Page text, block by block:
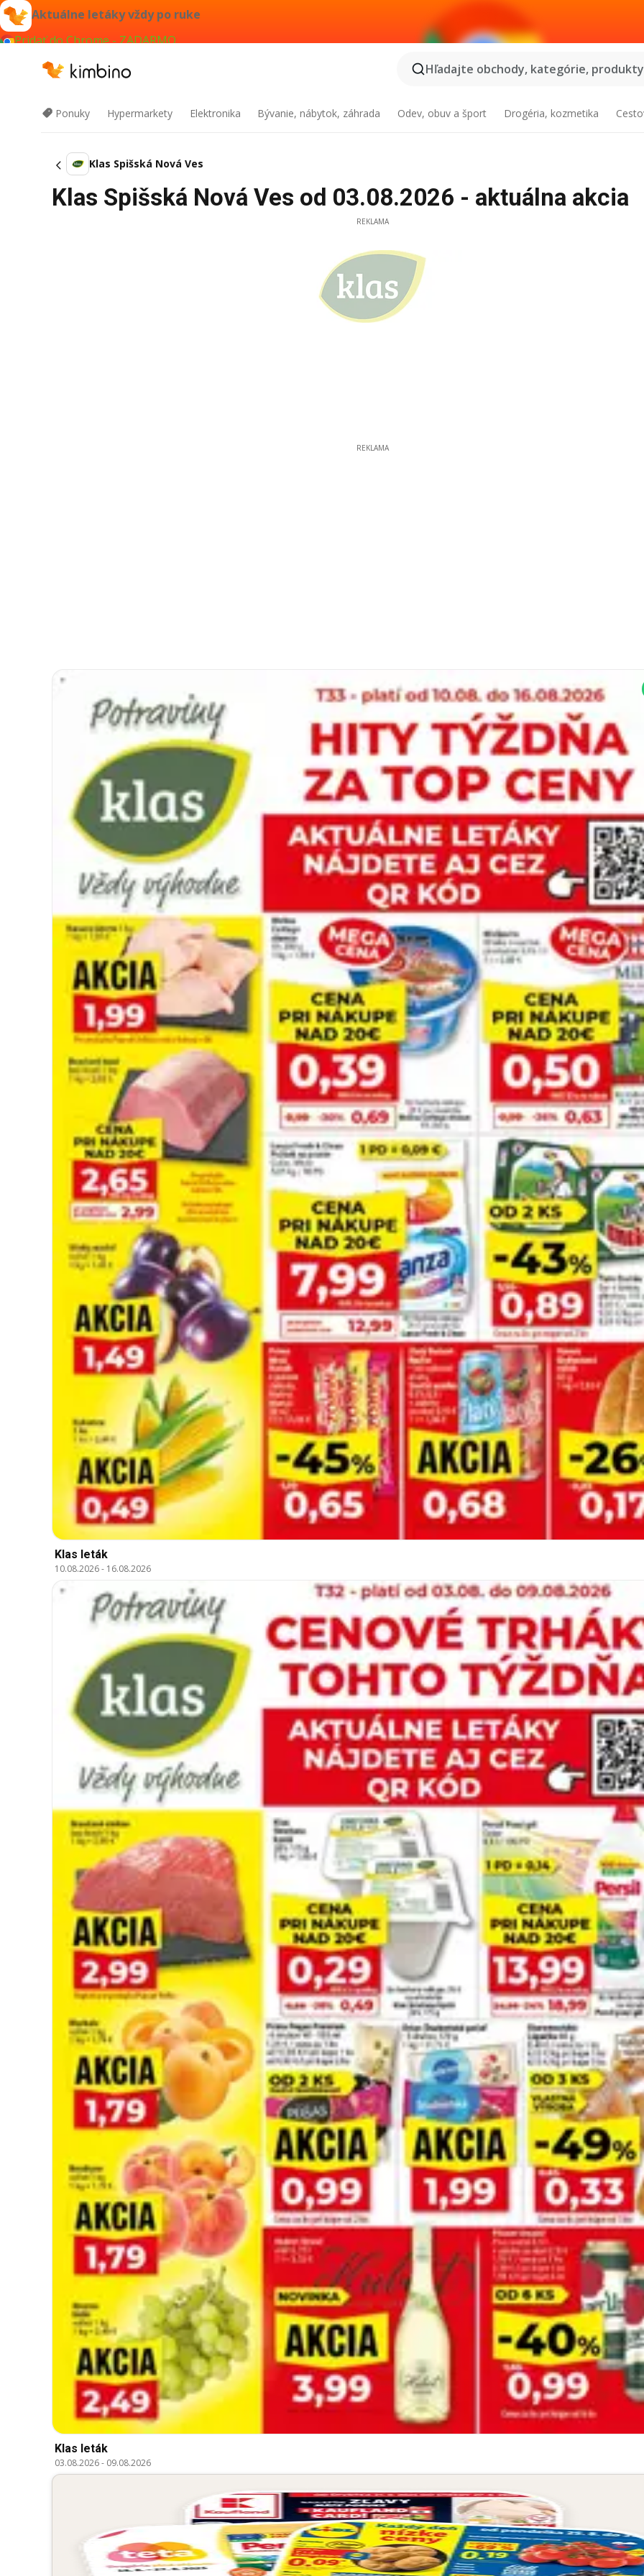
Aktuálne letáky vždy po ruke
Pridať do Chrome - ZADARMO
Hľadajte obchody, kategórie,
Ponuky Hypermarkety Elektronika Bývanie, nábytok, záhrada Odev, obuv a šport Drogéria, kozmetika
Klas Spišská Nová Ves
Klas Spišská Nová Ves od 03.08.2026 - aktuálna akcia
REKLAMA
REKLAMA
Klas leták
10.08.2026- 16.08.2026
Klas leták
03.08.2026- 09.08.2026